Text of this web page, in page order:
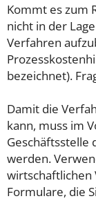
Kommt es zum
nicht in der
Verfahren
bezeichnet).
Damit die
kann, muss im
Geschäftsstelle
werden.
wirtschaftlichen
Formulare, die